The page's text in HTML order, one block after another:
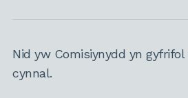
Nid yw Comisiynydd yn
cynnal.